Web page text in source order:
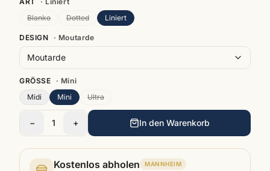
Blanko
Dotted Liniert
DESIGN · Moutarde
Moutarde
GRÖSSE · Mini
Midi
Mini Ultra
− 1 + In den Warenkorb
Kostenlos abholen MANNHEIM